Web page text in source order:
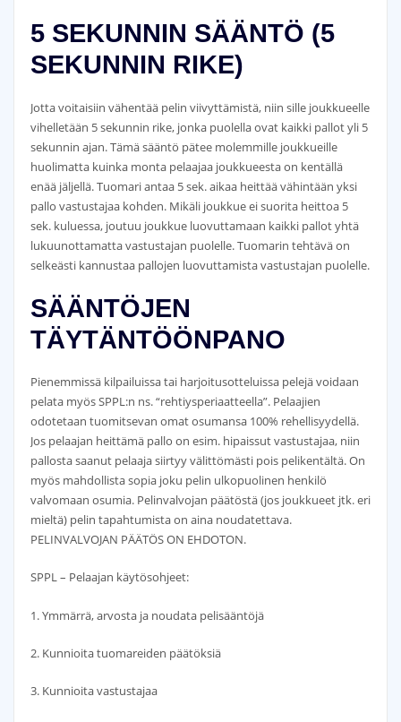
5 SEKUNNIN SÄÄNTÖ (5
SEKUNNIN RIKE)
Jotta voitaisiin vähentää pelin viivyttämistä, niin sille joukkueelle
vihelletään 5 sekunnin rike, jonka puolella ovat kaikki pallot yli 5
sekunnin ajan. Tämä sääntö pätee molemmille joukkueille
huolimatta kuinka monta pelaajaa joukkueesta on kentällä
enää jäljellä. Tuomari antaa 5 sek. aikaa heittää vähintään yksi
pallo vastustajaa kohden. Mikäli joukkue ei suorita heittoa 5
sek. kuluessa, joutuu joukkue luovuttamaan kaikki pallot yhtä
lukuunottamatta vastustajan puolelle. Tuomarin tehtävä on
selkeästi kannustaa pallojen luovuttamista vastustajan puolelle.
SÄÄNTÖJEN
TÄYTÄNTÖÖNPANO
Pienemmissä kilpailuissa tai harjoitusotteluissa pelejä voidaan
pelata myös SPPL:n ns. “rehtiysperiaatteella”. Pelaajien
odotetaan tuomitsevan omat osumansa 100% rehellisyydellä.
Jos pelaajan heittämä pallo on esim. hipaissut vastustajaa, niin
pallosta saanut pelaaja siirtyy välittömästi pois pelikentältä. On
myös mahdollista sopia joku pelin ulkopuolinen henkilö
valvomaan osumia. Pelinvalvojan päätöstä (jos joukkueet jtk. eri
mieltä) pelin tapahtumista on aina noudatettava.
PELINVALVOJAN PÄÄTÖS ON EHDOTON.
SPPL – Pelaajan käytösohjeet:
1. Ymmärrä, arvosta ja noudata pelisääntöjä
2. Kunnioita tuomareiden päätöksiä
3. Kunnioita vastustajaa